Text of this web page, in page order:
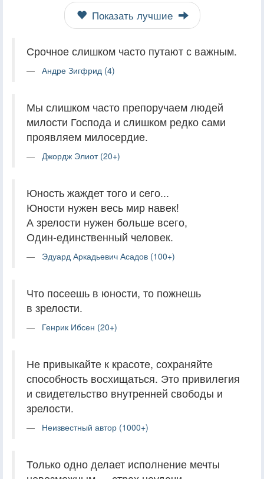
Показать лучшие
Срочное слишком часто путают с важным.
Андре Зигфрид (4)
Мы слишком часто препоручаем людей
милости Господа и слишком редко сами
проявляем милосердие.
Джордж Элиот (20+)
Юность жаждет того и сего...
Юности нужен весь мир навек!
А зрелости нужен больше всего,
Один-единственный человек.
Эдуард Аркадьевич Асадов (100+)
Что посеешь в юности, то пожнешь
в зрелости.
Генрик Ибсен (20+)
Не привыкайте к красоте, сохраняйте
способность восхищаться. Это привилегия
и свидетельство внутренней свободы и
зрелости.
Неизвестный автор (1000+)
Только одно делает исполнение мечты